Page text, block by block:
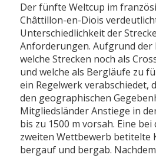
Der fünfte Weltcup im
Châttillon-en-Diois
Unterschiedlichkeit der
Anforderungen. Aufgrund der
welche Strecken noch als
und welche als Bergläufe zu
ein Regelwerk verabschiedet,
den geographischen
Mitgliedsländer Anstiege in
bis zu 1500 m vorsah. Eine
zweiten Wettbewerb betitelte
bergauf und bergab.